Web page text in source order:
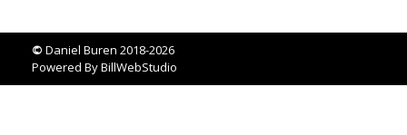
© Daniel Buren 2018-2026
Powered ByBillWebStudio